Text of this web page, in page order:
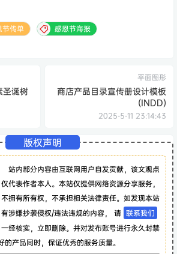
节传单 感恩节海报
圣诞树
平面图形
商店产品目录宣传册设计模板
(INDD)
2025-5-11 23:14:43
版权声明
站内部分内容由互联网用户自发贡献，该文观点
仅代表作者本人。本站仅提供网络资源分享服务，
不拥有所有权，不承担相关法律责任。如发现本站
有涉嫌抄袭侵权/违法违规的内容， 请 联系我们
一经核实，立即删除。并对发布账号进行永久封禁
产品同时，保证优秀的服务质量。